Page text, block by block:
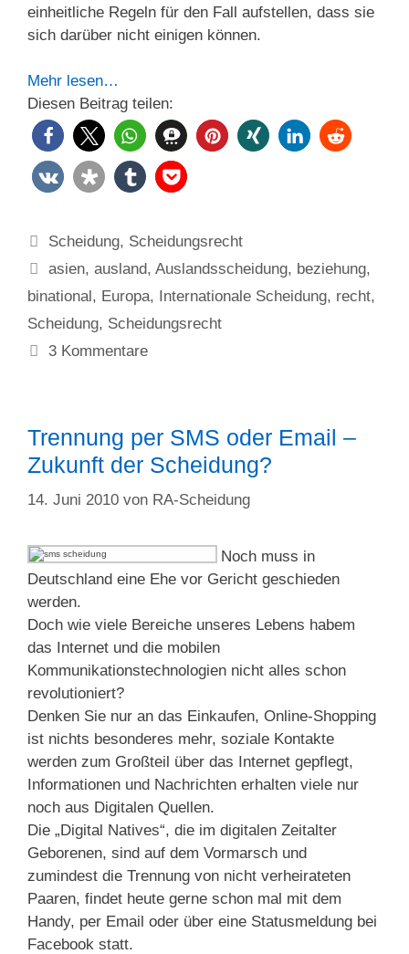
einheitliche Regeln für den Fall aufstellen, dass sie
sich darüber nicht einigen können.
Mehr lesen…
Diesen Beitrag teilen:
Kategorien
Scheidung, Scheidungsrecht
Schlagwörter
asien,ausland,Auslandsscheidung, beziehung,
binational, Europa, Internationale Scheidung, recht,
Scheidung, Scheidungsrecht
3 Kommentare
Trennung per SMS oder Email –
Zukunft der Scheidung?
14. Juni 2010 von RA-Scheidung
Noch muss in
Deutschland eine Ehe vor Gericht geschieden
werden.
Doch wie viele Bereiche unseres Lebens habem
das Internet und die mobilen
Kommunikationstechnologien nicht alles schon
revolutioniert?
Denken Sie nur an das Einkaufen, Online-Shopping
ist nichts besonderes mehr, soziale Kontakte
werden zum Großteil über das Internet gepflegt,
Informationen und Nachrichten erhalten viele nur
noch aus Digitalen Quellen.
Die „Digital Natives“, die im digitalen Zeitalter
Geborenen, sind auf dem Vormarsch und
zumindest die Trennung von nicht verheirateten
Paaren, findet heute gerne schon mal mit dem
Handy, per Email oder über eine Statusmeldung bei
Facebook statt.